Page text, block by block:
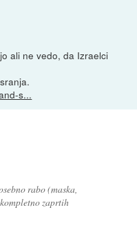
ali ne vedo, da Izraelci
s...
rabo (maska,
zaprtih